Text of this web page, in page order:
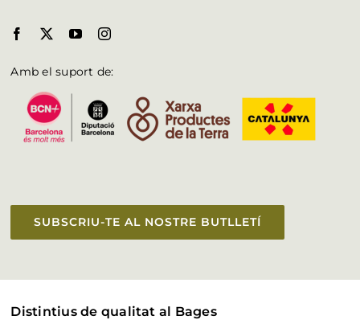
Amb el suport de:
SUBSCRIU-TE AL NOSTRE BUTLLETÍ
Distintius de qualitat al Bages